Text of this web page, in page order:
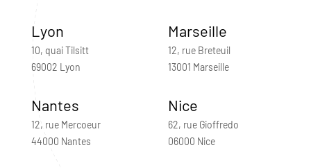
Lyon
10, quai Tilsitt
69002 Lyon
Marseille
12, rue Breteuil
13001 Marseille
Nantes
12, rue Mercoeur
44000 Nantes
Nice
62, rue Gioffredo
06000 Nice